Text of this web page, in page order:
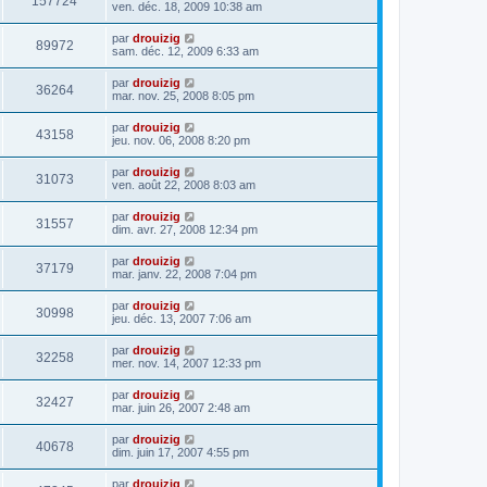
ven. déc. 18, 2009 10:38 am
89972 par drouizig
sam. déc. 12, 2009 6:33 am
36264 par drouizig
mar. nov. 25, 2008 8:05 pm
43158 par drouizig
jeu. nov. 06, 2008 8:20 pm
31073 par drouizig
ven. août 22, 2008 8:03 am
31557 par drouizig
dim. avr. 27, 2008 12:34 pm
37179 par drouizig
mar. janv. 22, 2008 7:04 pm
30998 par drouizig
jeu. déc. 13, 2007 7:06 am
32258 par drouizig
mer. nov. 14, 2007 12:33 pm
32427 par drouizig
mar. juin 26, 2007 2:48 am
40678 par drouizig
dim. juin 17, 2007 4:55 pm
par drouizig